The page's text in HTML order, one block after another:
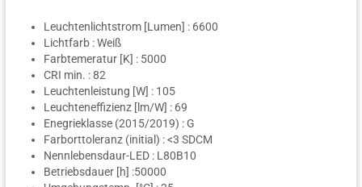
Leuchtenlichtstrom [Lumen] : 6600
Lichtfarb : Weiß
Farbtemeratur [K] : 5000
CRI min. : 82
Leuchtenleistung [W] : 105
Leuchteneffizienz [lm/W] : 69
Enegrieklasse (2015/2019) : G
Farborttoleranz (initial) : <3 SDCM
Nennlebensdaur-LED : L80B10
Betriebsdauer [h] :50000